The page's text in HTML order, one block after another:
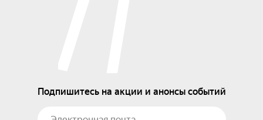
Подпишитесь на акции и анонсы событий